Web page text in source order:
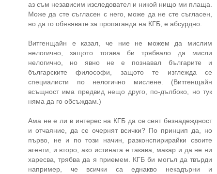
аз съм независим изследовател и никой нищо ми плаща.
Може да сте съгласен с него, може да не сте съгласен,
но да го обявявате за пропаганда на КГБ, е абсурдно.
Витгенщайн е казал, че ние не можем да мислим
нелогично, защото тогава би трябвало да мисли
нелогично, но явно не е познавал българите и
българските философи, защото те изглежда се
специалисти по нелогично мислене. (Витгенщайн
всъщност има предвид нещо друго, по-дълбоко, но тук
няма да го обсъждам.)
Ама не е ли в интерес на КГБ да се сеят безнадеждност
и отчаяние, да се очернят всички? По принцип да, но
първо, не и по този начин, разконспирирайки своите
агенти, и второ, ако истината е такава, макар и да не ни
харесва, трябва да я приемем. КГБ би могъл да твърди
например, че всички са еднакво некадърни и